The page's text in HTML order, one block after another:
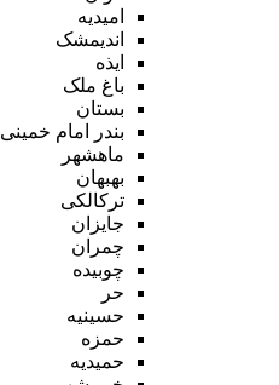
امیدیه
اندیمشک
ایذه
باغ ملک
بستان
بندر امام خمینی
ماهشهر
بهبهان
ترکالکی
جایزان
چمران
چوبیده
حر
حسینیه
حمزه
حمیدیه